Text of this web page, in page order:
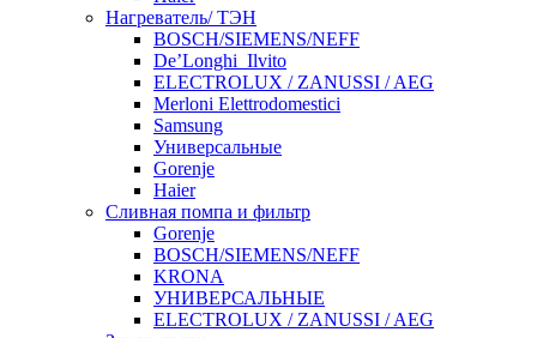
Нагреватель/ ТЭН
BOSCH/SIEMENS/NEFF
De’Longhi_Ilvito
ELECTROLUX / ZANUSSI / AEG
Merloni Elettrodomestici
Samsung
Универсальные
Gorenje
Haier
Сливная помпа и фильтр
Gorenje
BOSCH/SIEMENS/NEFF
KRONA
УНИВЕРСАЛЬНЫЕ
ELECTROLUX / ZANUSSI / AEG